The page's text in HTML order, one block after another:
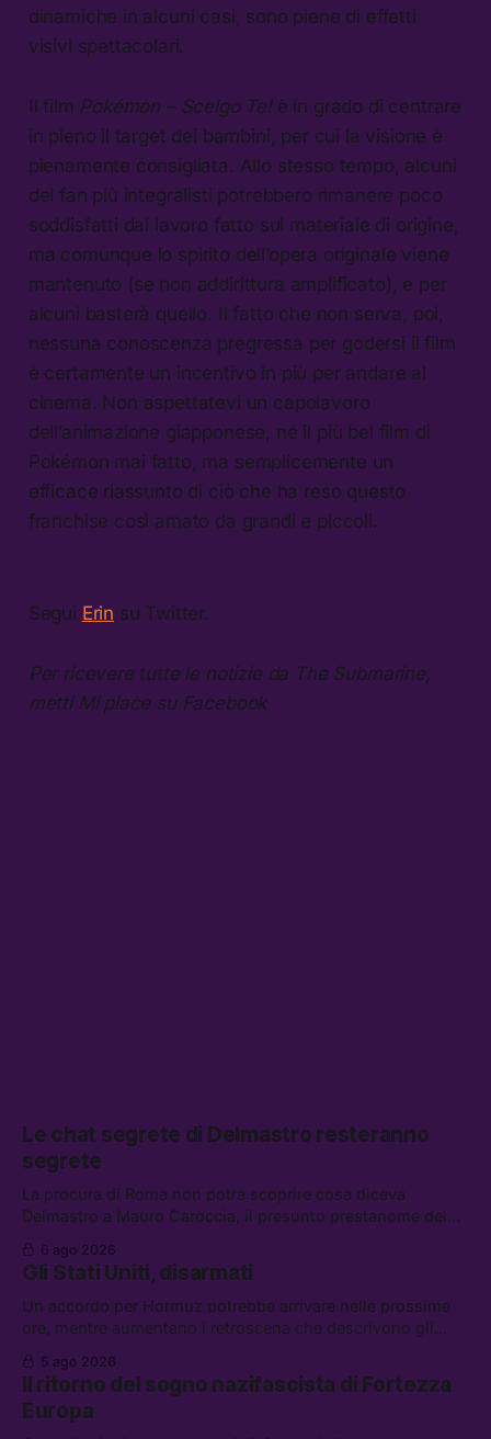
dinamiche in alcuni casi, sono piene di effetti
visivi spettacolari.
Il film Pokémon – Scelgo Te! è in grado di centrare
in pieno il target dei bambini, per cui la visione è
pienamente consigliata. Allo stesso tempo, alcuni
dei fan più integralisti potrebbero rimanere poco
soddisfatti dal lavoro fatto sul materiale di origine,
ma comunque lo spirito dell’opera originale viene
mantenuto (se non addirittura amplificato), e per
alcuni basterà quello. Il fatto che non serva, poi,
nessuna conoscenza pregressa per godersi il film
è certamente un incentivo in più per andare al
cinema. Non aspettatevi un capolavoro
dell’animazione giapponese, né il più bel film di
Pokémon mai fatto, ma semplicemente un
efficace riassunto di ciò che ha reso questo
franchise così amato da grandi e piccoli.
Segui Erin su Twitter.
Per ricevere tutte le notizie da The Submarine,
metti Mi piace su Facebook
Le chat segrete di Delmastro resteranno
segrete
La procura di Roma non potrà scoprire cosa diceva
Delmastro a Mauro Caroccia, il presunto prestanome del
attacchi in Libano, il governo chiederà 36 miliardi di
flessibilità in armi e energia, e Grokipedia è già stata
abbandonata
6 ago 2026
Gli Stati Uniti, disarmati
Un accordo per Hormuz potrebbe arrivare nelle prossime
ore, mentre aumentano i retroscena che descrivono gli
chi aspetta i dispersi di Ceuta, il boom dei carburanti
diluiti, e quanti attivisti anti data center sono stati arrestati
5 ago 2026
Il ritorno del sogno nazifascista di Fortezza
Europa